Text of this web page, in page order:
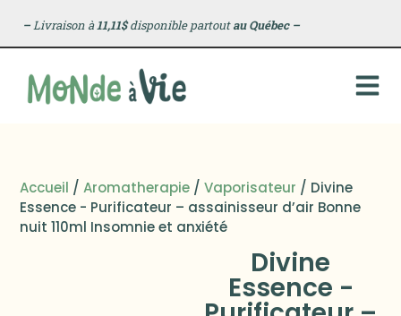
–Livraison à11,11$disponible partoutau Québec –
Accueil /Aromatherapie /Vaporisateur / Divine
Essence - Purificateur – assainisseur d’air Bonne
nuit 110ml Insomnie et anxiété
Divine
Essence -